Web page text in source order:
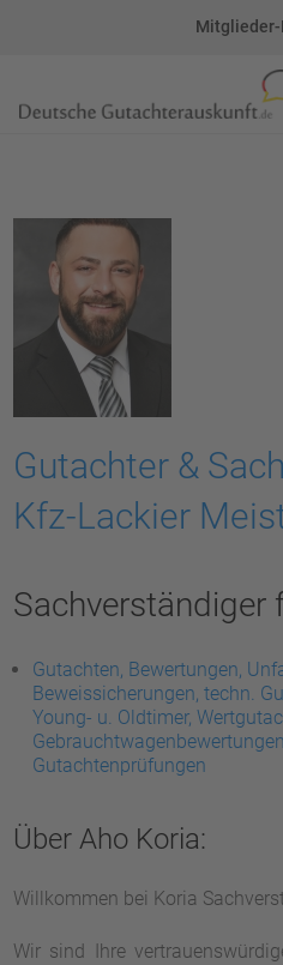
Gutachter &
Kfz-Lackier
Sachverständiger
Gutachten, Bewertungen,
Beweissicherungen, techn.
Young- u. Oldtimer,
Gutachtenprüfungen
Über Aho Koria:
Willkommen bei Koria
Wir sind Ihre